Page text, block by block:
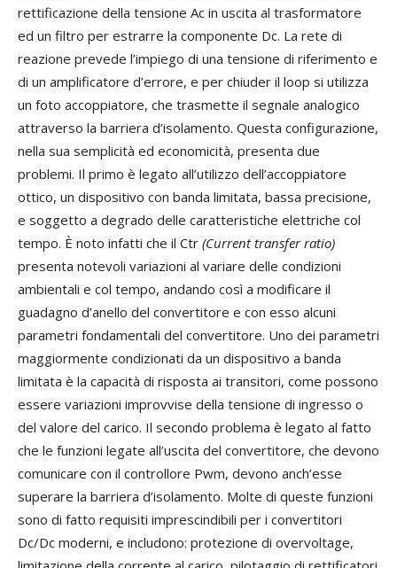
rettificazione della tensione Ac in uscita al trasformatore
ed un filtro per estrarre la componente Dc. La rete di
reazione prevede l’impiego di una tensione di riferimento e
di un amplificatore d’errore, e per chiuder il loop si utilizza
un foto accoppiatore, che trasmette il segnale analogico
attraverso la barriera d’isolamento. Questa configurazione,
nella sua semplicità ed economicità, presenta due
problemi. Il primo è legato all’utilizzo dell’accoppiatore
ottico, un dispositivo con banda limitata, bassa precisione,
e soggetto a degrado delle caratteristiche elettriche col
tempo. È noto infatti che il Ctr (Current transfer ratio)
presenta notevoli variazioni al variare delle condizioni
ambientali e col tempo, andando così a modificare il
guadagno d’anello del convertitore e con esso alcuni
parametri fondamentali del convertitore. Uno dei parametri
maggiormente condizionati da un dispositivo a banda
limitata è la capacità di risposta ai transitori, come possono
essere variazioni improvvise della tensione di ingresso o
del valore del carico. Il secondo problema è legato al fatto
che le funzioni legate all’uscita del convertitore, che devono
comunicare con il controllore Pwm, devono anch’esse
superare la barriera d’isolamento. Molte di queste funzioni
sono di fatto requisiti imprescindibili per i convertitori
Dc/Dc moderni, e includono: protezione di overvoltage,